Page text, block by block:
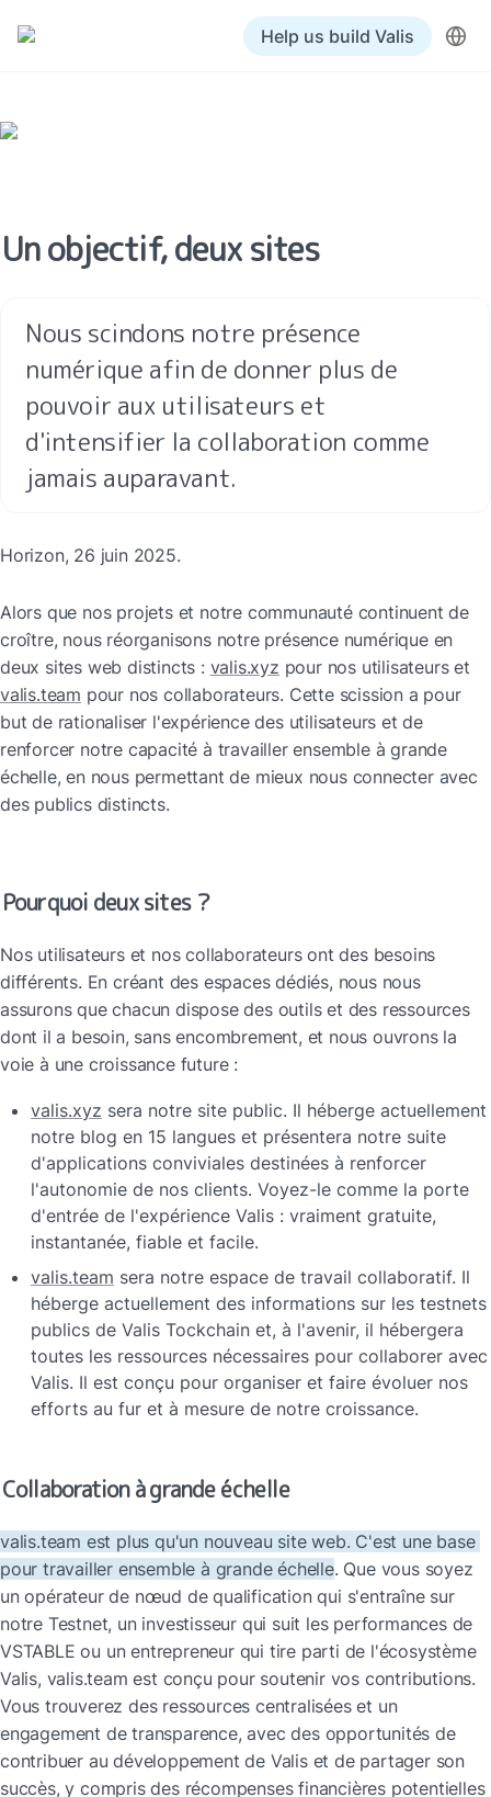
Help us build Valis
Un objectif, deux sites
Nous scindons notre présence
numérique afin de donner plus de
pouvoir aux utilisateurs et
d'intensifier la collaboration comme
jamais auparavant.
Horizon, 26 juin 2025.
Alors que nos projets et notre communauté continuent de
croître, nous réorganisons notre présence numérique en
deux sites web distincts : valis.xyz
valis.team pour nos collaborateurs. Cette scission a pour
but de rationaliser l'expérience des utilisateurs et de
renforcer notre capacité à travailler ensemble à grande
échelle, en nous permettant de mieux nous connecter avec
des publics distincts.
Pourquoi deux sites ?
Nos utilisateurs et nos collaborateurs ont des besoins
différents. En créant des espaces dédiés, nous nous
assurons que chacun dispose des outils et des ressources
dont il a besoin, sans encombrement, et nous ouvrons la
voie à une croissance future :
valis.xyz sera notre site public. Il héberge actuellement
notre blog en 15 langues et présentera notre suite
d'applications conviviales destinées à renforcer
l'autonomie de nos clients. Voyez-le comme la porte
d'entrée de l'expérience Valis : vraiment gratuite,
instantanée, fiable et facile.
valis.team sera notre espace de travail collaboratif. Il
héberge actuellement des informations sur les testnets
publics de Valis Tockchain et, à l'avenir, il hébergera
toutes les ressources nécessaires pour collaborer avec
Valis. Il est conçu pour organiser et faire évoluer nos
efforts au fur et à mesure de notre croissance.
Collaboration à grande échelle
valis.team est plus qu'un nouveau site web. C'est une base
pour travailler ensemble à grande échelle. Que vous soyez
un opérateur de nœud de qualification qui s'entraîne sur
notre Testnet, un investisseur qui suit les performances de
VSTABLE ou un entrepreneur qui tire parti de l'écosystème
Valis, valis.team est conçu pour soutenir vos contributions.
Vous trouverez des ressources centralisées et un
engagement de transparence, avec des opportunités de
contribuer au développement de Valis et de partager son
succès, y compris des récompenses financières potentielles